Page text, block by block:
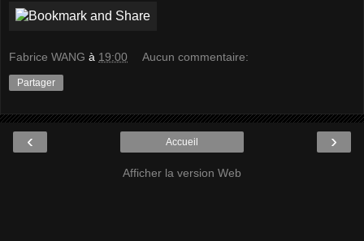
Fabrice WANG à 19:00 Aucun commentaire:
Partager
‹ ›
Accueil
Afficher la version Web